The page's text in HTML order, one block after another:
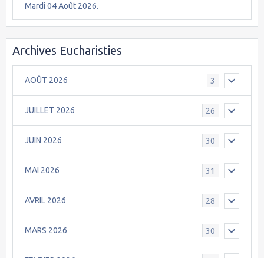
Mardi 04 Août 2026.
Archives Eucharisties
AOÛT 2026 3
JUILLET 2026 26
JUIN 2026 30
MAI 2026 31
AVRIL 2026 28
MARS 2026 30